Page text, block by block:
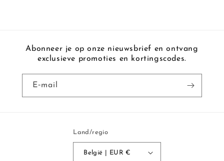
Abonneer je op onze nieuwsbrief en ontvang
exclusieve promoties en kortingscodes.
E‑mail
Land/regio
België | EUR €